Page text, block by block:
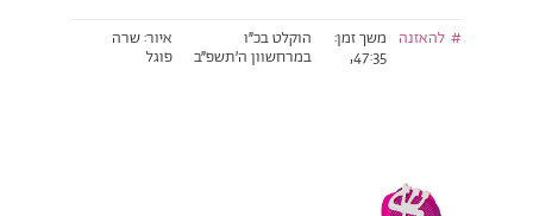
להאזנה משך זמן:
47:35,
הוקלט בכ״ו
במרחשוון ה׳תשפ״ב
איור: שרה
פוגל